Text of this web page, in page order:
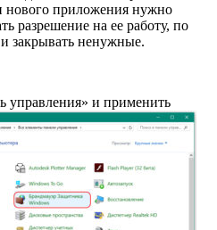
нового приложения нужно
разрешение на ее работу, по
закрывать ненужные.
управления» и применить